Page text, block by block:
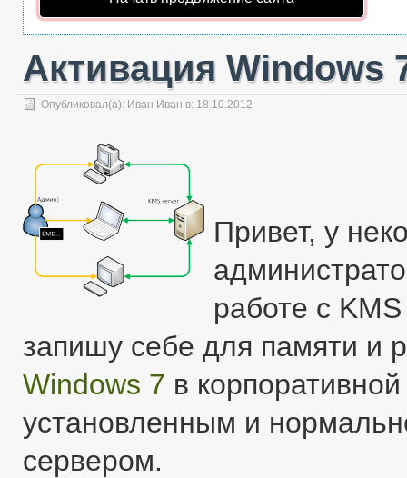
Активация Windows
Опубликовал(а): Иван Иван в: 18.10.2012
Привет, у
работе с
запишу себе для памяти и
Windows 7 в
установленным и
сервером.